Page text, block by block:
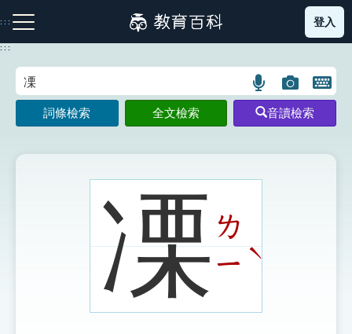
到
主
:::
注音索引圖示 筆畫索引圖示 部首索引表圖示
登入
:::
語
言
搜
示
圖
片
搜
開
鍵
圖
詞條檢索 全文檢索 音讀檢索
凓ㄌ
ㄧˋ